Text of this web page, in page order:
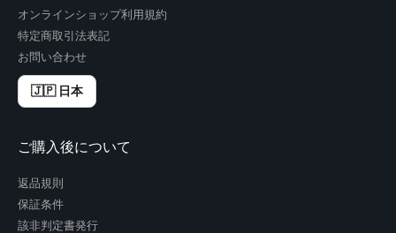
オンラインショップ利用規約
特定商取引法表記
お問い合わせ
🇯🇵 日本
ご購入後について
返品規則
保証条件
該非判定書発行